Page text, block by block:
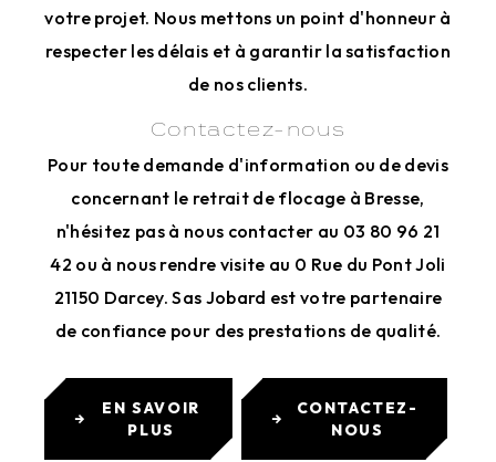
votre projet. Nous mettons un point d'honneur à
respecter les délais et à garantir la satisfaction
de nos clients.
Contactez-nous
Pour toute demande d'information ou de devis
concernant le retrait de flocage à Bresse,
n'hésitez pas à nous contacter au 03 80 96 21
42 ou à nous rendre visite au 0 Rue du Pont Joli
21150 Darcey. Sas Jobard est votre partenaire
de confiance pour des prestations de qualité.
EN SAVOIR
PLUS
CONTACTEZ-
NOUS